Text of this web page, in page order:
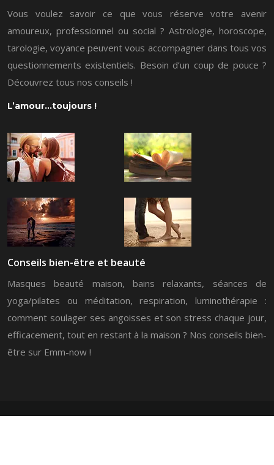
Vous voulez savoir ce que vous réserve votre avenir
amoureux, professionnel ou social ? Astrologie, horoscope,
tarologie, voyance peuvent vous accompagner dans tous vos
questionnements existentiels. Besoin d’un coup de pouce ?
Découvrez tous nos conseils !
L’amour…toujours !
Conseils bien-être et beauté
Masques beauté maison, bains relaxants, séances de
yoga/pilates ou méditation, respiration, luminothérapie :
comment soulager ses angoisses et son stress chaque jour,
efficacement, tout en restant à la maison ? Nos conseils bien-
être sur Emm-now !